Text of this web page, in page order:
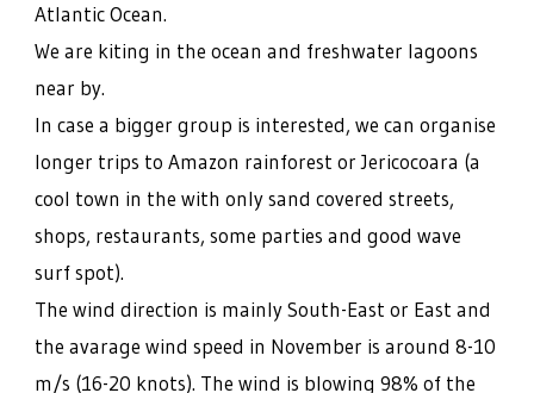
Atlantic Ocean.
We are kiting in the ocean and freshwater lagoons
near by.
In case a bigger group is interested, we can organise
longer trips to Amazon rainforest or Jericocoara (a
cool town in the with only sand covered streets,
shops, restaurants, some parties and good wave
surf spot).
The wind direction is mainly South-East or East and
the avarage wind speed in November is around 8-10
m/s (16-20 knots). The wind is blowing 98% of the